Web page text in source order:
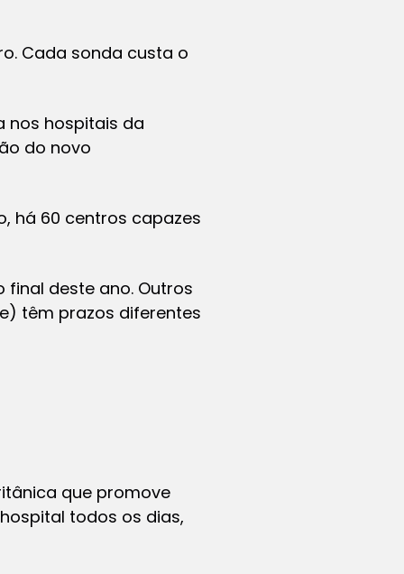
Cada sonda custa o
nos hospitais da
do novo
há 60 centros capazes
deste ano. Outros
têm prazos diferentes
que promove
todos os dias,